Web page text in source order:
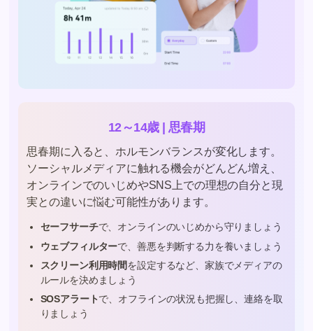
12～14歳 | 思春期
思春期に入ると、ホルモンバランスが変化します。
ソーシャルメディアに触れる機会がどんどん増え、
オンラインでのいじめやSNS上での理想の自分と現
実との違いに悩む可能性があります。
セーフサーチで、オンラインのいじめから守りましょう
ウェブフィルターで、善悪を判断する力を養いましょう
スクリーン利用時間を設定するなど、家族でメディアの
ルールを決めましょう
SOSアラートで、オフラインの状況も把握し、連絡を取
りましょう